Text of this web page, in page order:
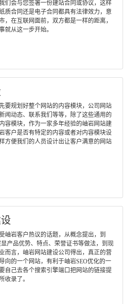
们会与您签署一份建站合同或协议，这样
质合同还是电子合同都具有法律效力，意
，在互联网面前，双方都是一样的距离，
就从这一步开始。
要规划好整个网站的内容模块，公司网站
闻动态、联系我们等等，除了这些通用的
容模块，作为一家多年经验的岫岩网站建
客户是否有特定的内容或者对内容模块设
方便我们的人员设计出让客户满意的网站
岫岩客户热议的话题，从概念提出，到
产品优势、特点、荣誉证书等做法，到现
而言，岫岩网站建设公司得出，真正的营
向的一个网站，有利于岫岩SEO优化的一
自己去各个搜索引擎端口把网站的链接提
收录了。